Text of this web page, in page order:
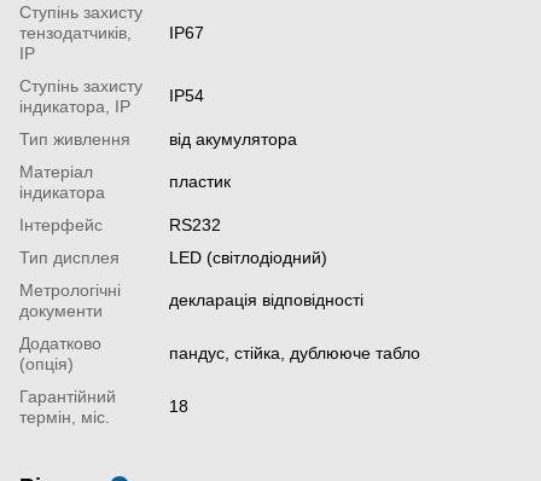
Ступінь захисту
тензодатчиків,
IP
IP67
Ступінь захисту
індикатора, IP
IP54
Тип живлення
від акумулятора
Матеріал
індикатора
пластик
Інтерфейс
RS232
Тип дисплея
LED (світлодіодний)
Метрологічні
документи
декларація відповідності
Додатково
(опція)
пандус, стійка, дублююче табло
Гарантійний
термін, міс.
18